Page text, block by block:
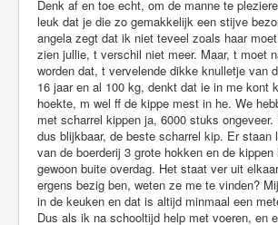
Denk af en toe echt, om de manne te
leuk dat je die zo gemakkelijk een stijve
angela zegt dat ik niet teveel zoals haar
zien jullie, t verschil niet meer. Maar, t moet
worden dat, t vervelende dikke knulletje van
16 jaar en al 100 kg, denkt dat ie in me kont
hoekte, m wel ff de kippe mest in he. We
met scharrel kippen ja, 6000 stuks
dus blijkbaar, de beste scharrel kip. Er staan
van de boerderij 3 grote hokken en de kippen
gewoon buite overdag. Het staat ver uit
ergens bezig ben, weten ze me te vinden?
in de keuken en dat is altijd minmaal een
Dus als ik na schooltijd help met voeren, en